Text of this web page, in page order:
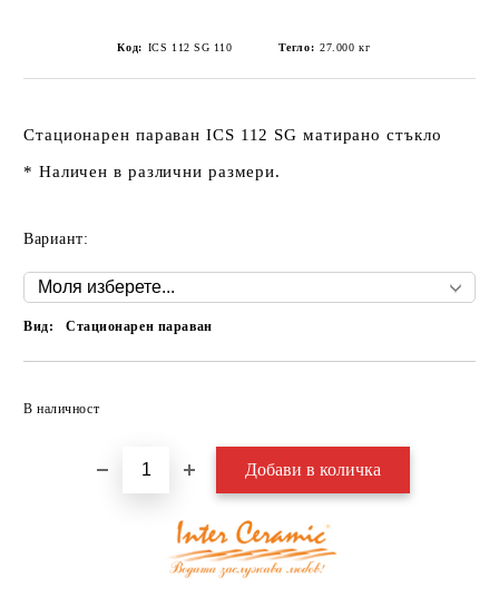
Код: ICS 112 SG 110 Тегло: 27.000 кг
Стационарен параван ICS 112 SG матирано стъкло
* Наличен в различни размери.
Вариант:
Вид: Стационарен параван
В наличност